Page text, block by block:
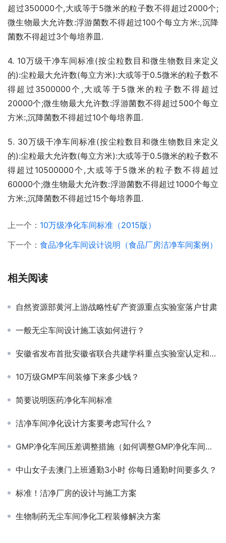
超过350000个,大或等于5微米的粒子数不得超过2000个;
微生物最大允许数:浮游菌数不得超过100个每立方米:,沉降
菌数不得超过3个每培养皿.
4. 10万级干净车间标准(按尘粒数目和微生物数目来定义
的):尘粒最大允许数(每立方米):大或等于0.5微米的粒子数不
得超过3500000个,大或等于5微米的粒子数不得超过
20000个;微生物最大允许数:浮游菌数不得超过500个每立
方米:,沉降菌数不得超过10个每培养皿.
5. 30万级干净车间标准(按尘粒数目和微生物数目来定义
的):尘粒最大允许数(每立方米):大或等于0.5微米的粒子数不
得超过10500000个,大或等于5微米的粒子数不得超过
60000个;微生物最大允许数:浮游菌数不得超过1000个每立
方米:,沉降菌数不得超过15个每培养皿.
上一个： 10万级净化车间标准（2015版）
下一个： 食品净化车间设计说明（食品厂房洁净车间案例）
相关阅读
自然资源部黄河上游战略性矿产资源重点实验室落户甘肃
一般无尘车间设计施工该如何进行？
安徽省发布首批安徽省联合共建学科重点实验室认定和培育名单
10万级GMP车间装修下来多少钱？
简要说明医药净化车间标准
洁净车间净化设计方案要考虑写什么？
GMP净化车间压差调整措施（如何调整GMP净化车间压差）
中山女子去澳门上班通勤3小时 你每日通勤时间要多久？
标准！洁净厂房的设计与施工方案
生物制药无尘车间净化工程装修解决方案